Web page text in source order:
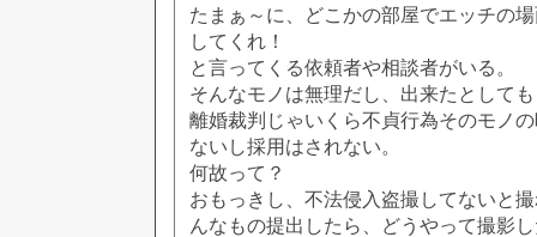
たまぁ～に、どこかの部屋でエッチの
してくれ！
と言ってくる依頼者や相談者がいる。
そんなモノは無理だし、出来たとして
離婚裁判じゃいくら不貞行為そのモノ
ないし採用はされない。
何故って？
おもっきし、不法侵入盗撮してないと
んなもの提出したら、どうやって撮影